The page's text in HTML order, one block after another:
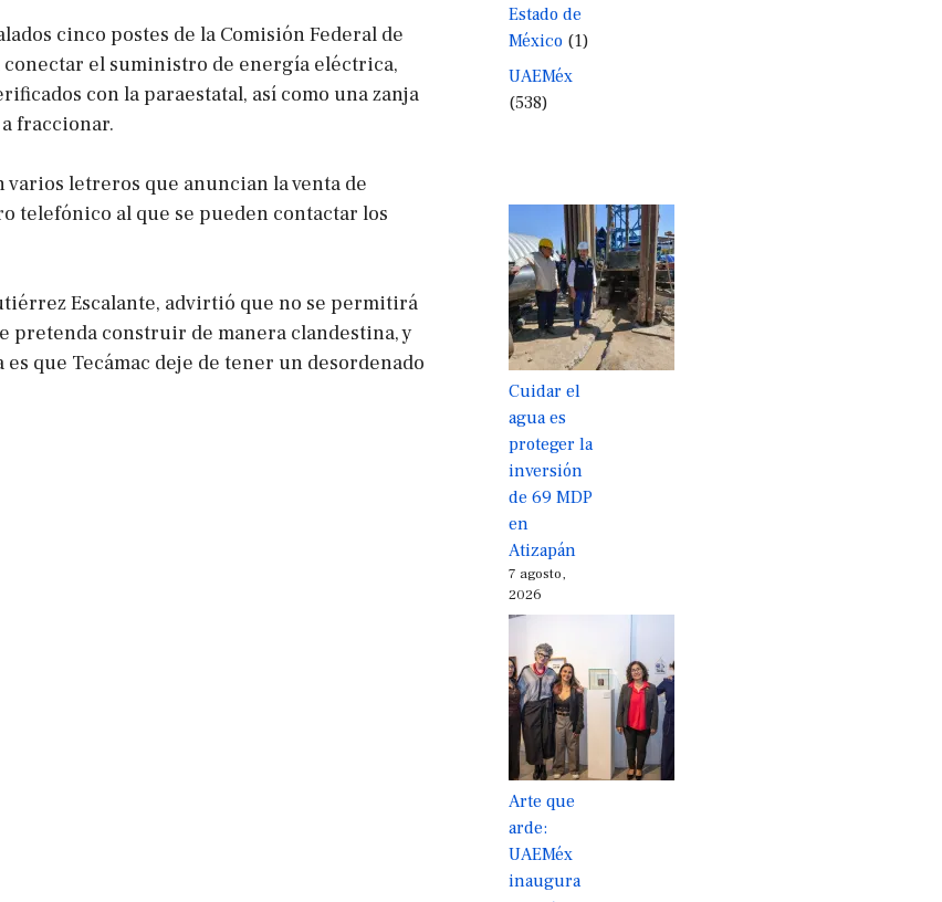
cinco postes de la Comisión Federal de
conectar el suministro de energía eléctrica,
con la paraestatal, así como una zanja
fraccionar.
varios letreros que anuncian la venta de
telefónico al que se pueden contactar los
Escalante, advirtió que no se permitirá
pretenda construir de manera clandestina, y
que Tecámac deje de tener un desordenado
Estado de
México (1)
UAEMéx
(538)
Cuidar el
agua es
proteger la
inversión
de 69 MDP
en
Atizapán
7 agosto,
2026
Arte que
arde:
UAEMéx
inaugura